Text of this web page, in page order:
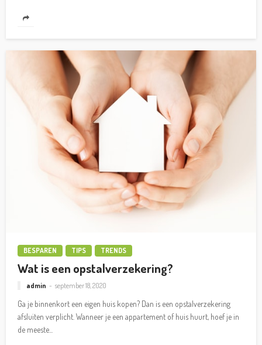
BESPAREN TIPS TRENDS
Wat is een opstalverzekering?
admin september 18, 2020
Ga je binnenkort een eigen huis kopen? Dan is een opstalverzekering
afsluiten verplicht. Wanneer je een appartement of huis huurt, hoef je in
de meeste...